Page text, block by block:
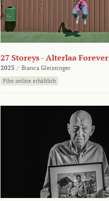
27 Storeys - Alterlaa Forever
2023 / Bianca Gleissinger
Film online erhältlich